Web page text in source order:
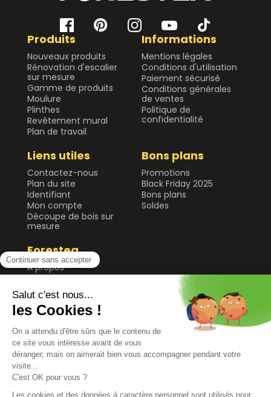
Produits
Nouveaux produits
Rénovation d'escalier
sur mesure
Gamme de produits
Moulure
Plinthes
Revêtement mural
Plan de travail
Informations
Mentions légales
Conditions d'utilisation
Paiement sécurisé
Conditions générales
de ventes
Politique de
confidentialité
Liens utiles
Contactez-nous
Plan du site
Identifiant
Mon compte
Découpe de bois sur
mesure
Bons plans
Promotions
Black Friday 2025
Bons plans
Soldes
Forestea
A propos
Forêt gérée
Guide & Conseils
Plateau de table et
bureau
Sol
Tablette et étagère
Tasseau, planche et
lame